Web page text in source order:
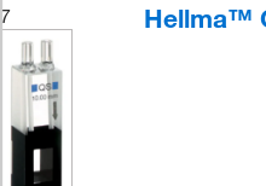
7
Hellma™